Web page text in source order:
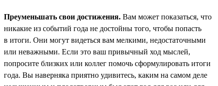
Преуменьшать свои достижения. Вам может показаться, что
никакие из событий года не достойны того, чтобы попасть
в итоги. Они могут видеться вам мелкими, недостаточными
или неважными. Если это ваш привычный ход мыслей,
попросите близких или коллег помочь сформулировать итоги
года. Вы наверняка приятно удивитесь, каким на самом деле